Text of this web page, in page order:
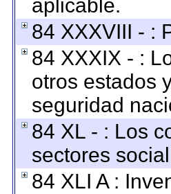
aplicable.
84 XXXVIII - :
84 XXXIX - :
otros estados
seguridad
84 XL - : Los
sectores
84 XLI A :